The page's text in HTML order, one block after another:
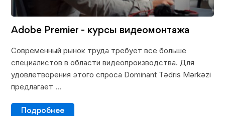
Adobe Premier - курсы видеомонтажа
Современный рынок труда требует все больше
специалистов в области видеопроизводства. Для
удовлетворения этого спроса Dominant Tədris Mərkəzi
предлагает ...
Подробнее